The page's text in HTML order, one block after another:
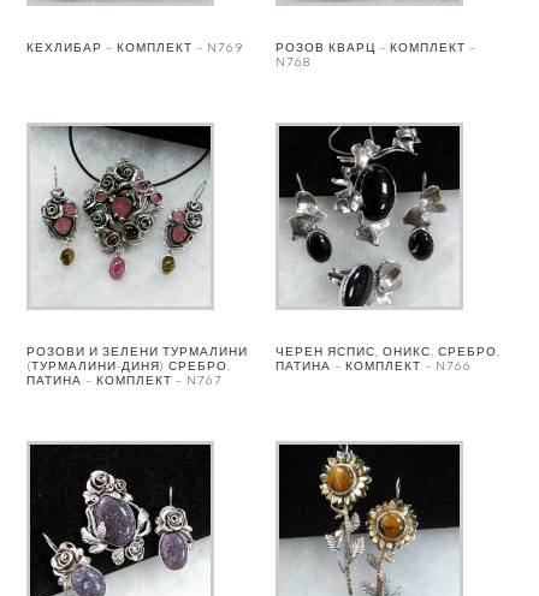
КЕХЛИБАР – КОМПЛЕКТ – N769
РОЗОВ КВАРЦ – КОМПЛЕКТ –
N768
РОЗОВИ И ЗЕЛЕНИ ТУРМАЛИНИ
(ТУРМАЛИНИ-ДИНЯ) СРЕБРО,
ПАТИНА – КОМПЛЕКТ – N767
ЧЕРЕН ЯСПИС, ОНИКС, СРЕБРО,
ПАТИНА – КОМПЛЕКТ – N766